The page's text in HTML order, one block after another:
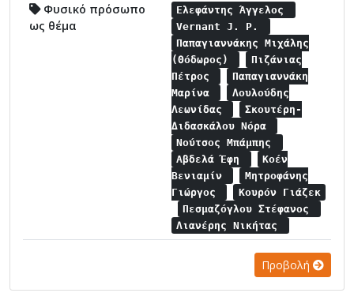
Φυσικό πρόσωπο
ως θέμα
Ελεφάντης Άγγελος
Vernant J. P.
Παπαγιαννάκης Μιχάλης
(Θόδωρος)
Πιζάνιας
Πέτρος
Παπαγιαννάκη
Μαρίνα
Λουλούδης
Λεωνίδας
Σκουτέρη-
Διδασκάλου Νόρα
Νούτσος Μπάμπης
Αβδελά Έφη
Κοέν
Βενιαμίν
Μητροφάνης
Γιώργος
Κουρόν Γιάζεκ
Πεσμαζόγλου Στέφανος
Λιανέρης Νικήτας
Προβολή